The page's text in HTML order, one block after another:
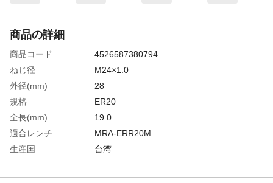
商品の詳細
商品コード
4526587380794
ねじ径
M24×1.0
外径(mm)
28
規格
ER20
全長(mm)
19.0
適合レンチ
MRA-ERR20M
生産国
台湾